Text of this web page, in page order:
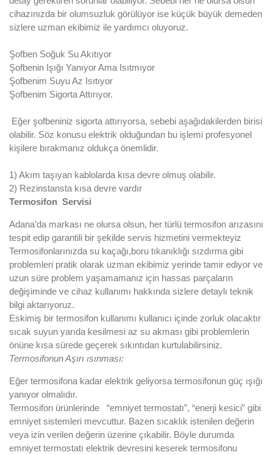
cihazınızda bir olumsuzluk görülüyor ise küçük büyük demeden
sizlere uzman ekibimiz ile yardımcı oluyoruz.
Şofben Soğuk Su Akıtıyor
Şofbenin Işığı Yanıyor Ama Isıtmıyor
Şofbenim Suyu Az Isıtıyor
Şofbenim Sigorta Attırıyor.
Eğer şofbeniniz sigorta attırıyorsa, sebebi aşağıdakilerden birisi
olabilir. Söz konusu elektrik olduğundan bu işlemi profesyonel
kişilere bırakmanız oldukça önemlidir.
1) Akım taşıyan kablolarda kısa devre olmuş olabilir.
2) Rezinstansta kısa devre vardır
Termosifon Servisi
Adana’da markası ne olursa olsun, her türlü termosifon arızasını
tespit edip garantili bir şekilde servis hizmetini vermekteyiz
Termosifonlarınızda su kaçağı,boru tıkanıklığı sızdırma gibi
problemleri pratik olarak uzman ekibimiz yerinde tamir ediyor ve
uzun süre problem yaşamamanız için hassas parçaların
değişiminde ve cihaz kullanımı hakkında sizlere detaylı teknik
bilgi aktarıyoruz.
Eskimiş bir termosifon kullanımı kullanıcı içinde zorluk olacaktır
sıcak suyun yarıda kesilmesi az su akması gibi problemlerin
önüne kısa sürede geçerek sıkıntıdan kurtulabilirsiniz.
Termosifonun Aşırı ısınması:
Eğer termosifona kadar elektrik geliyorsa termosifonun güç ışığı
yanıyor olmalıdır.
Termosifon ürünlerinde “emniyet termostatı”, “enerji kesici” gibi
emniyet sistemleri mevcuttur. Bazen sıcaklık istenilen değerin
veya izin verilen değerin üzerine çıkabilir. Böyle durumda
emniyet termostatı elektrik devresini keserek termosifonu